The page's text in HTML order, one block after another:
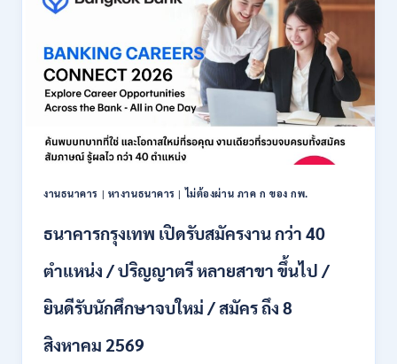
สมัคร
ปริญญา
ตรี
ทุก
สาขา
/
ไม่
ต้อง
กพ.
เงิน
18,150
สมัคร
งานธนาคาร | หางานธนาคาร |ไม่ต้องผ่าน ภาค ก ของ กพ.
ธนาคารกรุงเทพ เปิดรับสมัครงาน กว่า 40
ตำแหน่ง / ปริญญาตรี หลายสาขา ขึ้นไป /
ยินดีรับนักศึกษาจบใหม่ / สมัคร ถึง 8
สิงหาคม 2569